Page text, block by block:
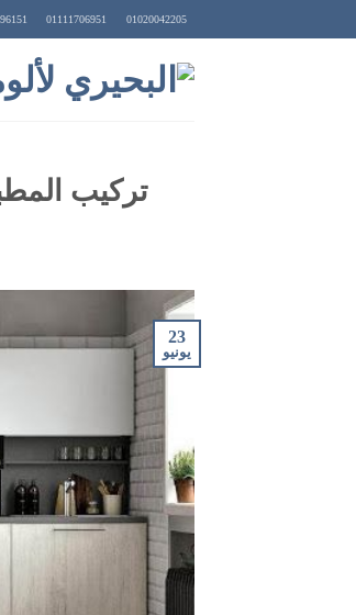
to
01020042205
01111706951
تركيب
23
يونيو